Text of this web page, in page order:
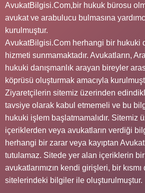
AvukatBilgisi.Com,bir hukuk bürosu
avukat ve arabulucu bulmasına
kurulmuştur.
AvukatBilgisi.Com herhangi bir hukuki
hizmeti sunmamaktadır. Avukatların,
hukuki danışmanlık arayan bireyler
köprüsü oluşturmak amacıyla
Ziyaretçilerin sitemiz üzerinden
tavsiye olarak kabul etmemeli ve bu
hukuki işlem başlatmamalıdır. Sitemiz
içeriklerden veya avukatların verdiği
herhangi bir zarar veya kayıptan
tutulamaz. Sitede yer alan içeriklerin bir
avukatlarımızın kendi girişleri, bir
sitelerindeki bilgiler ile oluşturulmuştur.